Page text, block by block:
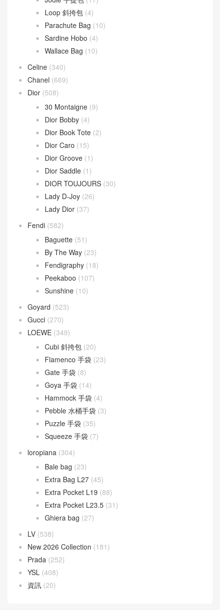
文章類目
(594)
Andiamo(30)
Andiamo 手拿包
Hop 斜挎包
Jodie 手提包
Loop 斜挎包
(4)
Parachute Bag
Sardine Hobo (4)
Wallace Bag (10)
Celine(340)
Chanel(669)
Dior
(508)
30 Montaigne(9)
Dior Bobby(4)
Dior Book Tote
Dior Caro (15)
Dior Groove
(1)
Dior Saddle
(1)
DIOR TOUJOURS
Lady D-Joy(26)
Fendi (582)
Baguette
By The Way (23)
Fendigraphy (18)
Peekaboo (107)
Sunshine(10)
Goyard(523)
Gucci (270)
LOEWE(349)
Cubi 斜挎包(20)
Flamenco 手袋
Gate 手袋(8)
Goya 手袋 (14)
Hammock 手袋(4)
Pebble 水桶手袋(3)
Puzzle 手袋
(35)
loropiana(304)
Bale bag
Extra Bag L27
Extra Pocket L19